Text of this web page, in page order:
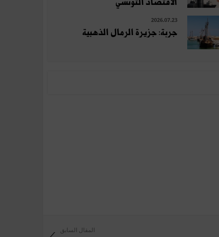
الاقتصاد التونسي
2026.07.23
جربة: جزيرة الرمال الذهبية
المقال السابق